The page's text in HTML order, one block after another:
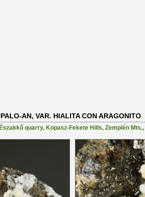
AN, VAR. HIALITA CON ARAGONITO
quarry, Kopasz-Fekete Hills, Zemplén Mts.,